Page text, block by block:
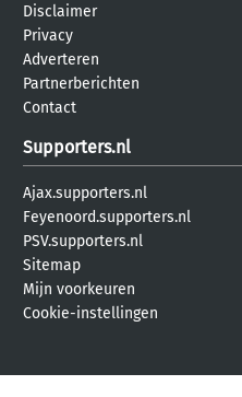
Disclaimer
Privacy
Adverteren
Partnerberichten
Contact
Supporters.nl
Ajax.supporters.nl
Feyenoord.supporters.nl
PSV.supporters.nl
Sitemap
Mijn voorkeuren
Cookie-instellingen